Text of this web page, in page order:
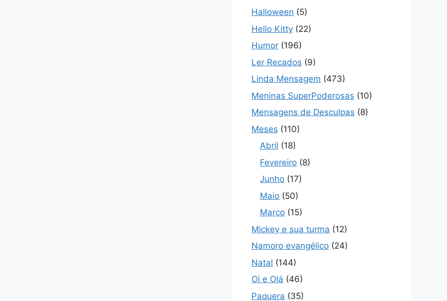
Halloween (5)
Hello Kitty (22)
Humor (196)
Ler Recados (9)
Linda Mensagem (473)
Meninas SuperPoderosas (10)
Mensagens de Desculpas (8)
Meses (110)
Abril (18)
Fevereiro (8)
Junho (17)
Maio (50)
Março (15)
Mickey e sua turma (12)
Namoro evangélico (24)
Natal (144)
Oi e Olá (46)
Paquera (35)